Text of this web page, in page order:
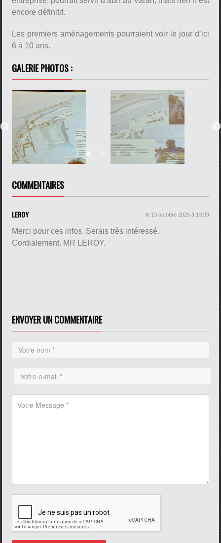
encore définitif.
Les premiers aménagements pourraient voir le jour d’ici
6 à 10 ans.
GALERIE PHOTOS :
COMMENTAIRES
LEROY le 13 octobre 2025 à 13:09
Merci pour ces infos. Serais très intéressé.
Cordialement. MR LEROY.
ENVOYER UN COMMENTAIRE